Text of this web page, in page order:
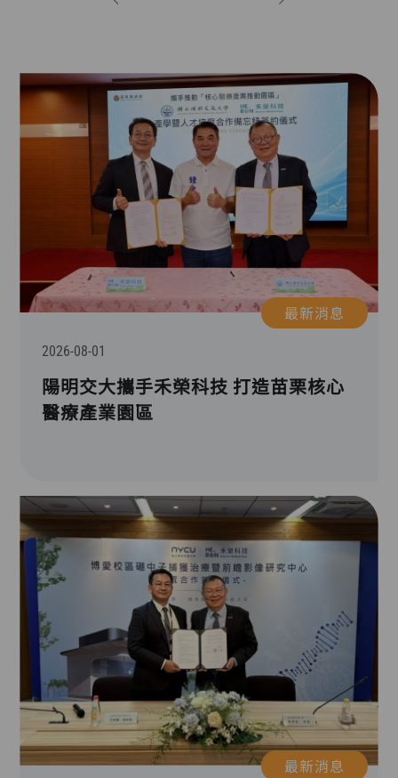
最新消息
2026-08-01
陽明交大攜手禾榮科技 打造苗栗核心
醫療產業園區
最新消息